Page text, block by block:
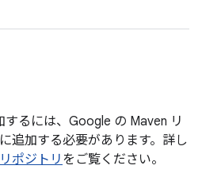
るには、Google の Maven リ
追加する必要があります。詳し
ポジトリ をご覧ください。